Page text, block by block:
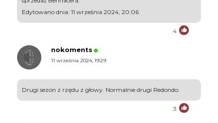
Edytowano dnia: 11 września 2024, 20:06
4
nokoments
11 września 2024, 19:29
Drugi sezon z rzędu z głowy. Normalnie drugi Redondo.
3